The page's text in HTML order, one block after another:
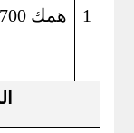
1 همك 700